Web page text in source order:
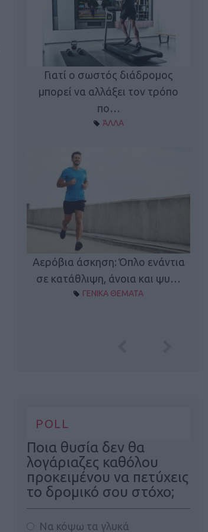
Γιατί ο σωστός διάδρομος
μπορεί να αλλάξει τον τρόπο
πο…
ΆΛΛΑ
Αερόβια άσκηση: Όπλο ενάντια
σε κατάθλιψη, άνοια και ψυ…
ΓΕΝΙΚΑ ΘΕΜΑΤΑ
POLL
Ποια θυσία δεν θα
λογάριαζες καθόλου
προκειμένου να πετύχεις
το δρομικό σου στόχο;
Να κόψω τα γλυκά